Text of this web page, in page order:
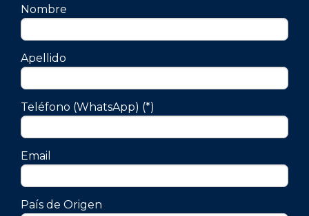
Nombre
Apellido
Teléfono (WhatsApp) (*)
Email
País de Origen